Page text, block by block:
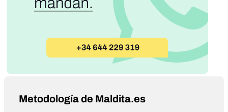
Metodología de Maldita.es